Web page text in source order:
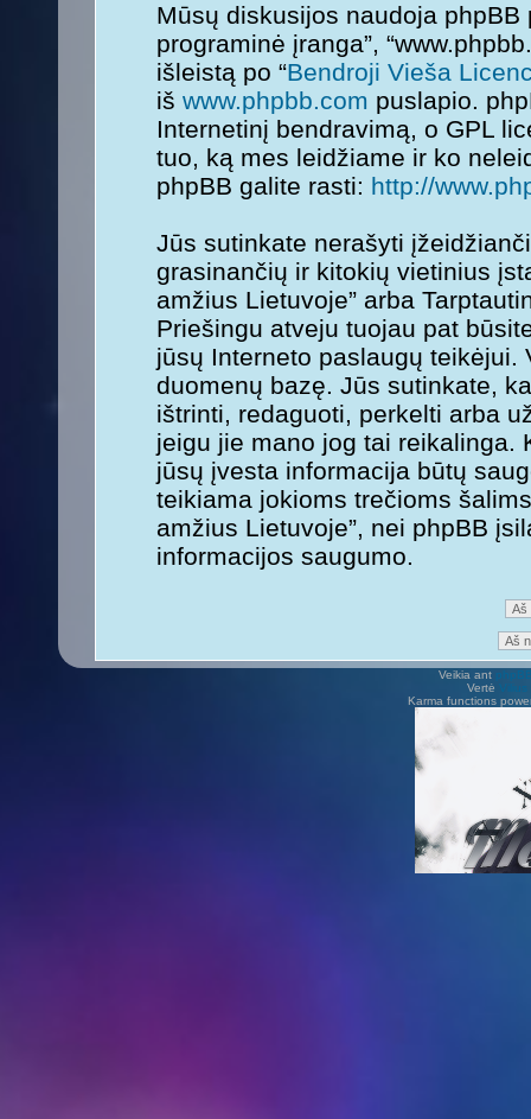
Mūsų diskusijos naudoja phpBB
programinė įranga”,
išleistą po “Bendroji Vieša
iš www.phpbb.com puslapio.
Internetinį bendravimą, o GPL
tuo, ką mes leidžiame ir ko
phpBB galite rasti: http://
Jūs sutinkate nerašyti
grasinančių ir kitokių vietinius
amžius Lietuvoje” arba
Priešingu atveju tuojau pat
jūsų Interneto paslaugų
duomenų bazę. Jūs sutinkate,
ištrinti, redaguoti, perkelti arba
jeigu jie mano jog tai reikalinga.
jūsų įvesta informacija būtų
teikiama jokioms trečioms
amžius Lietuvoje”, nei phpBB
informacijos saugumo.
Veikia ant
Vertė Vilius
Karma functions